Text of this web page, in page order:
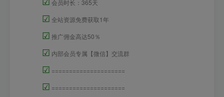
会员时长：365天
☑ 全站资源免费获取1年
☑ 推广佣金高达50％
☑ 内部会员专属【微信】交流群
☑ =====================
☑ =====================